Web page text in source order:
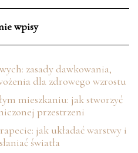
wpisy
zasady dawkowania,
dla zdrowego wzrostu
mieszkaniu: jak stworzyć
przestrzeni
jak układać warstwy i
światła